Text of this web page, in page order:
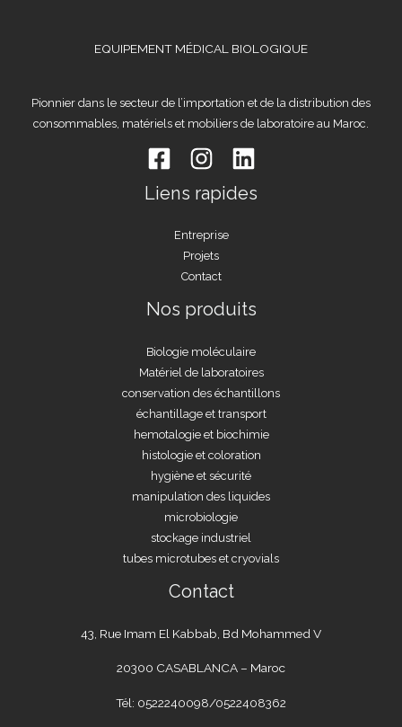
EQUIPEMENT MÉDICAL BIOLOGIQUE
Pionnier dans le secteur de l’importation et de la distribution des
consommables, matériels et mobiliers de laboratoire au Maroc.
Liens rapides
Entreprise
Projets
Contact
Nos produits
Biologie moléculaire
Matériel de laboratoires
conservation des échantillons
échantillage et transport
hemotalogie et biochimie
histologie et coloration
hygiène et sécurité
manipulation des liquides
microbiologie
stockage industriel
tubes microtubes et cryovials
Contact
43, Rue Imam El Kabbab, Bd Mohammed V
20300 CASABLANCA – Maroc
Tél: 0522240098/0522408362